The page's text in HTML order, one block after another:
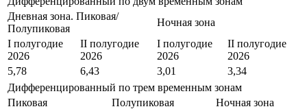
Дневная зона. Пиковая/
Полупиковая
Ночная зона
I полугодие
2026
II полугодие
2026
I полугодие
2026
II полугодие
2026
5,78
6,43 3,01
3,34
Дифференцированный по трем временным зонам
Пиковая
Полупиковая
Ночная зона